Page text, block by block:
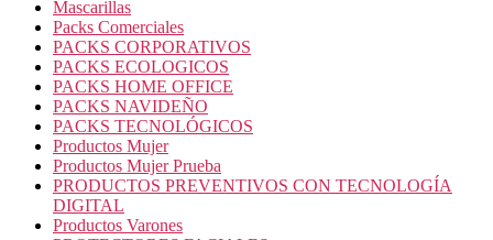
Mascarillas
Packs Comerciales
PACKS CORPORATIVOS
PACKS ECOLOGICOS
PACKS HOME OFFICE
PACKS NAVIDEÑO
PACKS TECNOLÓGICOS
Productos Mujer
Productos Mujer Prueba
PRODUCTOS PREVENTIVOS CON TECNOLOGÍA
DIGITAL
Productos Varones